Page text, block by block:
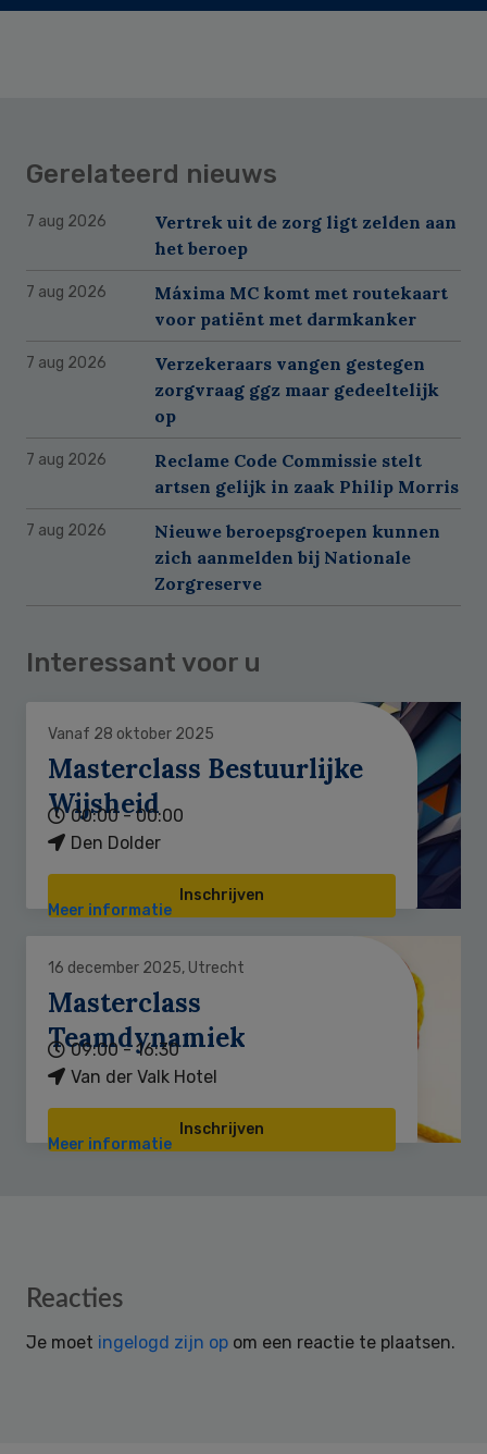
Gerelateerd nieuws
7 aug 2026
Vertrek uit de zorg ligt zelden aan
het beroep
7 aug 2026
Máxima MC komt met routekaart
voor patiënt met darmkanker
7 aug 2026
Verzekeraars vangen gestegen
zorgvraag ggz maar gedeeltelijk
op
7 aug 2026
Reclame Code Commissie stelt
artsen gelijk in zaak Philip Morris
7 aug 2026
Nieuwe beroepsgroepen kunnen
zich aanmelden bij Nationale
Zorgreserve
Interessant voor u
Vanaf 28 oktober 2025
Masterclass Bestuurlijke
Wijsheid
00:00 - 00:00
Den Dolder
Inschrijven
Meer informatie
16 december 2025, Utrecht
Masterclass
Teamdynamiek
09:00 - 16:30
Van der Valk Hotel
Inschrijven
Meer informatie
Reader
Reacties
Je moet ingelogd zijn op om een reactie te plaatsen.